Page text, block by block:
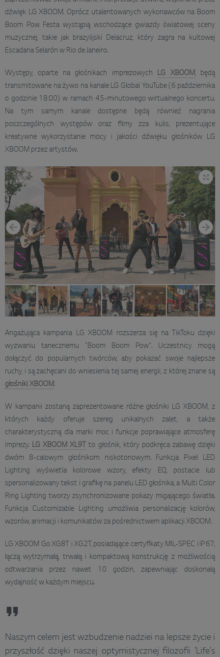
dźwięk LG XBOOM. Oprócz utalentowanych wykonawców na Boom
Boom Pow Festa wystąpią wschodzące gwiazdy światowej sceny
muzycznej, takie jak brazylijski Delacruz, który zagra na kultowej
Escadaria Selarón w Rio de Janeiro.
Występy, oparte na głośnikach imprezowych LG XBOOM, będą
transmitowane na żywo na kanale LG Global YouTube (6 października
o godzinie 18:00) w ramach 45-minutowego wirtualnego koncertu.
Na tym samym kanale dostępne będą również nagrania
poszczególnych występów oraz filmy zza kulis, prezentujące
kreatywne wykorzystanie mocy i jakości dźwięku głośników LG
XBOOM przez artystów.
Angażująca kampania LG XBOOM rozszerza się na TikToku dzięki
wyzwaniu tanecznemu "Boom Boom Pow". Uczestnicy mogą
dołączyć do popularnych twórców, aby pokazać swoje najlepsze
ruchy, i są zachęcani do wniesienia tej samej energii, z której znane są
głośniki XBOOM.
W kampanii zostaną zaprezentowane różne głośniki LG XBOOM, z
których każdy oferuje szereg unikalnych zalet, a także
charakterystyczną dla marki moc i funkcje poprawiające atmosferę
imprezy. LG XBOOM XL9T to głośnik, który podkręca zabawę dzięki
dwóm 8-calowym głośnikom niskotonowym. Funkcja Pixel LED
Lighting wyświetla kolorowe wzory, efekty EQ, postacie lub
spersonalizowany tekst i grafikę na panelu LED głośnika, a Multi Color
Ring Lighting tworzy zsynchronizowane pokazy migającego światła.
Funkcja Customizable Lighting umożliwia personalizację kolorów,
wzorów, animacji i komunikatów za pośrednictwem aplikacji XBOOM.
LG XBOOM Go XG8T i XG2T, posiadające certyfikaty MIL-SPEC i IP67,
łączą wytrzymałą, trwałą i kompaktową konstrukcję z możliwością
odtwarzania przez nawet 10 godzin, zapewniając doskonałą
wydajność w każdym miejscu.
Naszym celem jest wzbudzenie nadziei na lepsze życie i
przyszłość dzięki naszej optymistycznej filozofii 'Life's